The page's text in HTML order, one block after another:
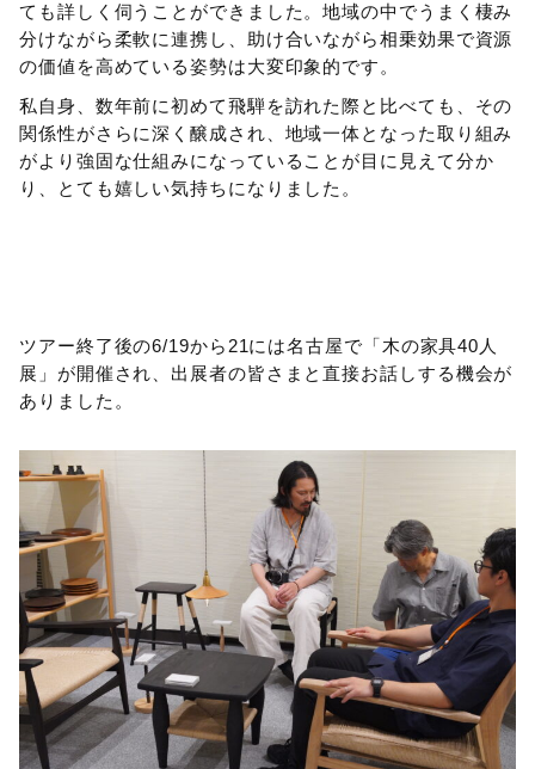
ても詳しく伺うことができました。地域の中でうまく棲み
分けながら柔軟に連携し、助け合いながら相乗効果で資源
の価値を高めている姿勢は大変印象的です。
私自身、数年前に初めて飛騨を訪れた際と比べても、その
関係性がさらに深く醸成され、地域一体となった取り組み
がより強固な仕組みになっていることが目に見えて分か
り、とても嬉しい気持ちになりました。
ツアー終了後の6/19から21には名古屋で「木の家具40人
展」が開催され、出展者の皆さまと直接お話しする機会が
ありました。